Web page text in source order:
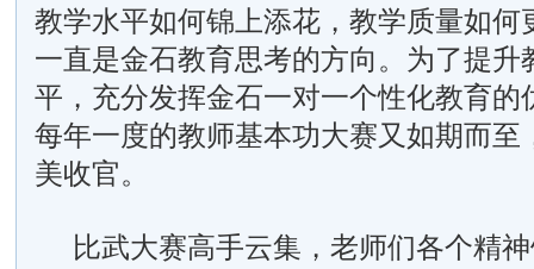
教学水平如何锦上添花，教学质量如何
一直是金石教育思考的方向。为了提升
平，充分发挥金石一对一个性化教育的
每年一度的教师基本功大赛又如期而至
美收官。
比武大赛高手云集，老师们各个精